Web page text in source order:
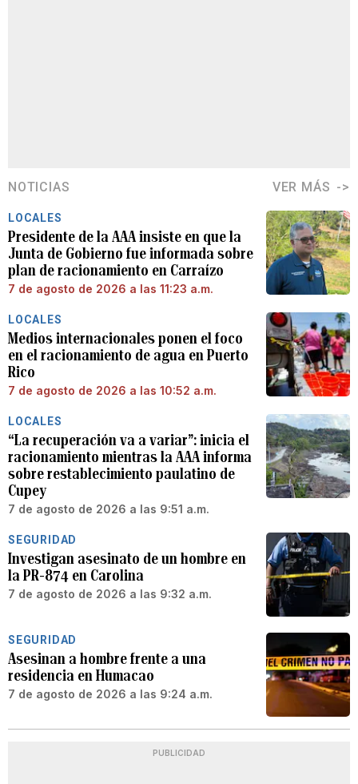
NOTICIAS VER MÁS
LOCALES
Presidente de la AAA insiste en que la
Junta de Gobierno fue informada sobre
plan de racionamiento en Carraízo
7 de agosto de 2026 a las 11:23 a.m.
LOCALES
Medios internacionales ponen el foco
en el racionamiento de agua en Puerto
Rico
7 de agosto de 2026 a las 10:52 a.m.
LOCALES
“La recuperación va a variar”: inicia el
racionamiento mientras la AAA informa
sobre restablecimiento paulatino de
Cupey
7 de agosto de 2026 a las 9:51 a.m.
SEGURIDAD
Investigan asesinato de un hombre en
la PR-874 en Carolina
7 de agosto de 2026 a las 9:32 a.m.
SEGURIDAD
Asesinan a hombre frente a una
residencia en Humacao
7 de agosto de 2026 a las 9:24 a.m.
PUBLICIDAD